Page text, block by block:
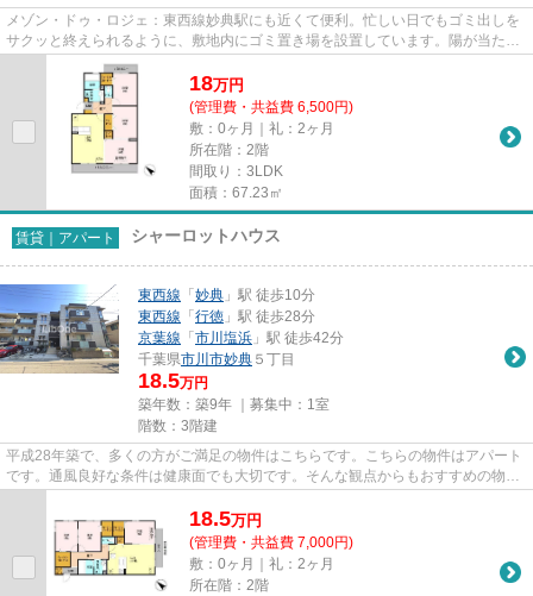
メゾン・ドゥ・ロジェ：東西線妙典駅にも近くて便利。忙しい日でもゴミ出しを
サクッと終えられるように、敷地内にゴミ置き場を設置しています。陽が当たる
物件は湿気も少なく健康な毎...
18万円
(管理費・共益費 6,500円)
敷：0ヶ月｜礼：2ヶ月
所在階：2階
間取り：3LDK
面積：67.23㎡
賃貸｜アパート シャーロットハウス
東西線 「 妙典 」駅 徒歩10分
東西線 「 行徳 」駅 徒歩28分
京葉線 「 市川塩浜 」駅 徒歩42分
千葉県市川市妙典 ５丁目
18.5万円
築年数：築9年 ｜募集中： 1室
階数：3階建
平成28年築で、多くの方がご満足の物件はこちらです。こちらの物件はアパート
です。通風良好な条件は健康面でも大切です。そんな観点からもおすすめの物件
18.5万円
(管理費・共益費 7,000円)
敷：0ヶ月｜礼：2ヶ月
所在階：2階